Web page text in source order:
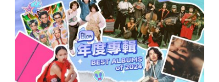
創音樂專輯（評選紀錄）"